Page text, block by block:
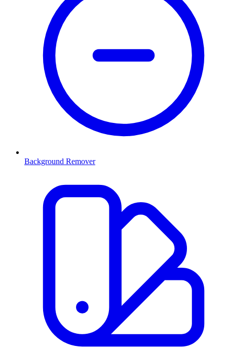
Background Remover